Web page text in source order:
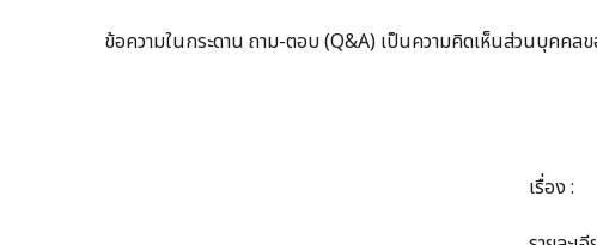
ข้อความในกระดาน ถาม-ตอบ (Q&A) เป็นความคิดเห็นส่วนบุคค
เรื่อง :